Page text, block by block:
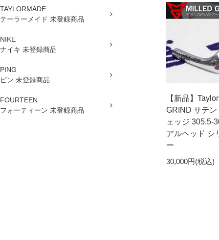
TAYLORMADE
テーラーメイド 未登録商品
NIKE
ナイキ 未登録商品
PING
ピン 未登録商品
FOURTEEN
フォーティーン 未登録商品
【新品】
GRIND サテ
ェッジ 305.5-
アルヘッド シ
ー
30,000円(税込)